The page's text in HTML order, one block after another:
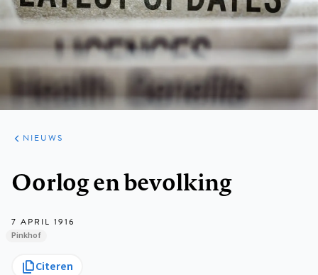
ARTIKELEN
HET
KORT
NIEUWS
Oorlog en bevolking
7 APRIL 1916
Pinkhof
Citeren